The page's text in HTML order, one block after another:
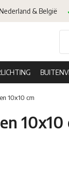
& België
10x10 cm
10x10